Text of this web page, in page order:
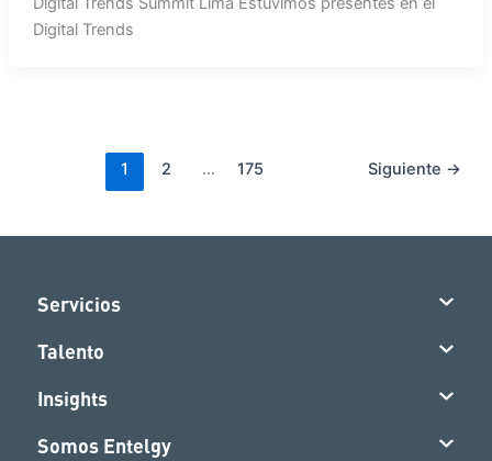
Digital Trends
1 2 … 175 Siguiente →
Servicios
Talento
Insights
Somos Entelgy